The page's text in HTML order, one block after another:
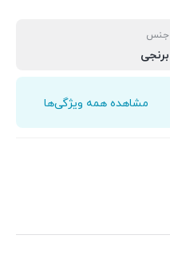
جنس
برنجی
مشاهده همه ویژگی‌ها